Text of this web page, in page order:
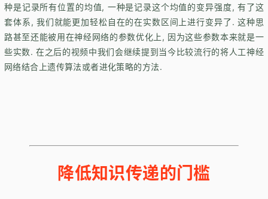
种是记录所有位置的均值, 一种是记录这个均值的变异强度, 有了这
套体系, 我们就能更加轻松自在的在实数区间上进行变异了. 这种思
路甚至还能被用在神经网络的参数优化上, 因为这些参数本来就是一
些实数. 在之后的视频中我们会继续提到当今比较流行的将人工神经
网络结合上遗传算法或者进化策略的方法.
降低知识传递的门槛